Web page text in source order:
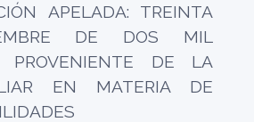
APELADA: TREINTA
DE DOS MIL
PROVENIENTE DE LA
EN MATERIA DE